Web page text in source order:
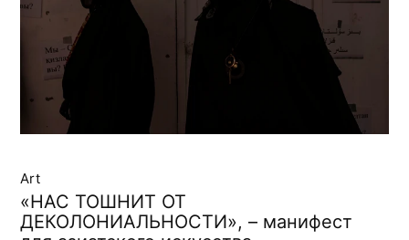
Art
«НАС ТОШНИТ ОТ
ДЕКОЛОНИАЛЬНОСТИ», – манифест